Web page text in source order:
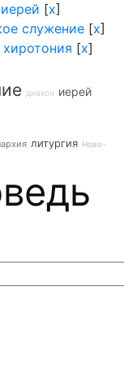
[x]
служение [x]
хиротония [x]
диакон иерей
литургия Ново-